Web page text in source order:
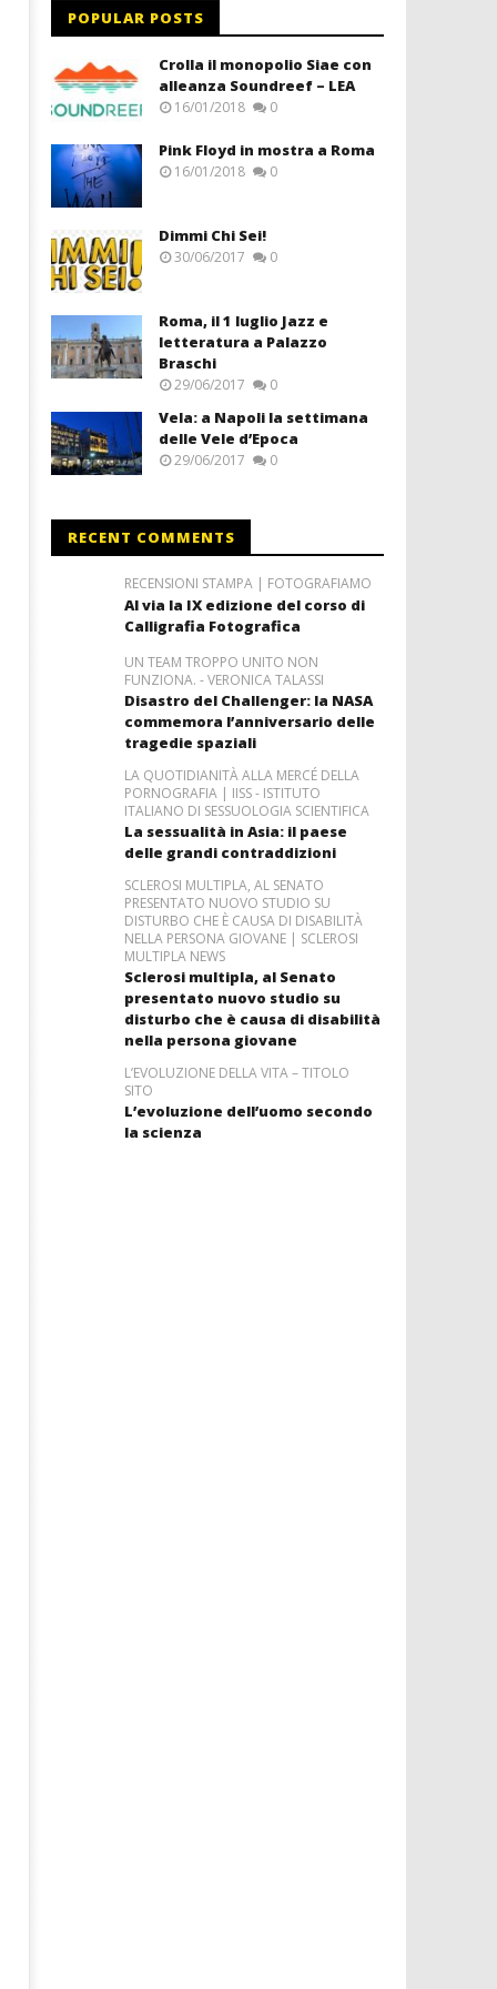
POPULAR POSTS
Crolla il monopolio Siae con
alleanza Soundreef – LEA
16/01/2018 0
Pink Floyd in mostra a Roma
16/01/2018 0
Dimmi Chi Sei!
30/06/2017 0
Roma, il 1 luglio Jazz e
letteratura a Palazzo
Braschi
29/06/2017 0
Vela: a Napoli la settimana
delle Vele d’Epoca
29/06/2017 0
RECENT COMMENTS
RECENSIONI STAMPA | FOTOGRAFIAMO
Al via la IX edizione del corso di
Calligrafia Fotografica
UN TEAM TROPPO UNITO NON
FUNZIONA. - VERONICA TALASSI
Disastro del Challenger: la NASA
commemora l’anniversario delle
tragedie spaziali
LA QUOTIDIANITÀ ALLA MERCÉ DELLA
PORNOGRAFIA | IISS - ISTITUTO
ITALIANO DI SESSUOLOGIA SCIENTIFICA
La sessualità in Asia: il paese
delle grandi contraddizioni
SCLEROSI MULTIPLA, AL SENATO
PRESENTATO NUOVO STUDIO SU
DISTURBO CHE È CAUSA DI DISABILITÀ
NELLA PERSONA GIOVANE | SCLEROSI
MULTIPLA NEWS
Sclerosi multipla, al Senato
presentato nuovo studio su
disturbo che è causa di disabilità
nella persona giovane
L’EVOLUZIONE DELLA VITA – TITOLO
SITO
L’evoluzione dell’uomo secondo
la scienza